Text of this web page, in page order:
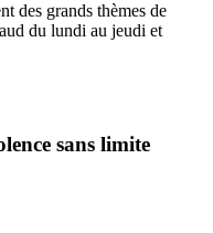
des grands thèmes de
du lundi au jeudi et
sans limite